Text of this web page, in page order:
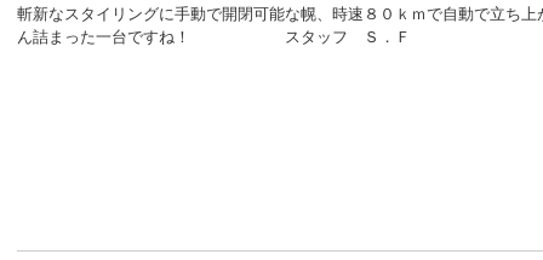
斬新なスタイリングに手動で開閉可能な幌、時速８０ｋｍで自動で立ち
ん詰まった一台ですね！ スタッフ Ｓ．Ｆ